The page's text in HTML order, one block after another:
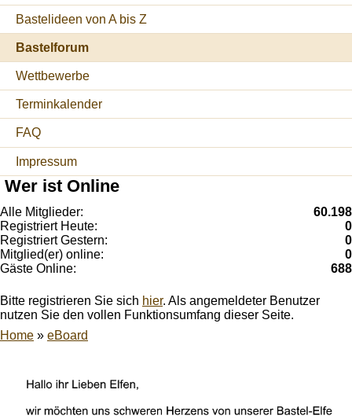
Bastelideen von A bis Z
Bastelforum
Wettbewerbe
Terminkalender
FAQ
Impressum
Wer ist Online
Alle Mitglieder:
60.198
Registriert Heute:
0
Registriert Gestern:
0
Mitglied(er) online:
0
Gäste Online:
688
Bitte registrieren Sie sich hier. Als angemeldeter Benutzer
nutzen Sie den vollen Funktionsumfang dieser Seite.
Home » eBoard